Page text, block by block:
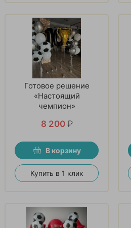
Готовое решение
«Настоящий
чемпион»
8 200 ₽
В корзину
Купить в 1 клик